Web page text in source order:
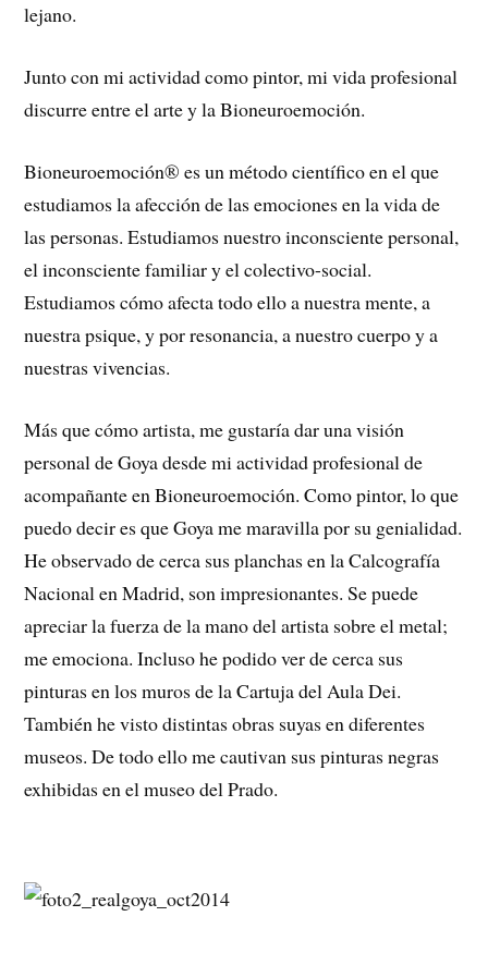
lejano.
Junto con mi actividad como pintor, mi vida profesional
discurre entre el arte y la Bioneuroemoción.
Bioneuroemoción® es un método científico en el que
estudiamos la afección de las emociones en la vida de
las personas. Estudiamos nuestro inconsciente personal,
el inconsciente familiar y el colectivo-social.
Estudiamos cómo afecta todo ello a nuestra mente, a
nuestra psique, y por resonancia, a nuestro cuerpo y a
nuestras vivencias.
Más que cómo artista, me gustaría dar una visión
personal de Goya desde mi actividad profesional de
acompañante en Bioneuroemoción. Como pintor, lo que
puedo decir es que Goya me maravilla por su genialidad.
He observado de cerca sus planchas en la Calcografía
Nacional en Madrid, son impresionantes. Se puede
apreciar la fuerza de la mano del artista sobre el metal;
me emociona. Incluso he podido ver de cerca sus
pinturas en los muros de la Cartuja del Aula Dei.
También he visto distintas obras suyas en diferentes
museos. De todo ello me cautivan sus pinturas negras
exhibidas en el museo del Prado.